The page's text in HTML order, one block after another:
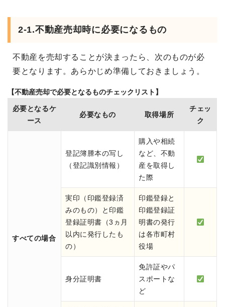
2-1.不動産売却時に必要になるもの
不動産を売却することが決まったら、次のものが必
要となります。あらかじめ準備しておきましょう。
【不動産売却で必要となるものチェックリスト】
必要となるケ
ース
必要なもの 取得場所
チェッ
ク
すべての場合
登記簿謄本の写し
（登記識別情報）
購入や相続
など、不動
産を取得し
た際
実印（印鑑登録済
みのもの）と印鑑
登録証明書（3ヵ月
以内に発行したも
の）
印鑑登録と
印鑑登録証
明書の発行
は各市町村
役場
身分証明書
免許証やパ
スポートな
ど